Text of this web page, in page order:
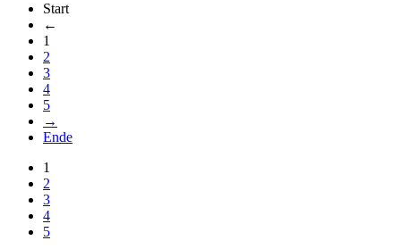
Start
←
1
2
3
4
5
→
Ende
1
2
3
4
5